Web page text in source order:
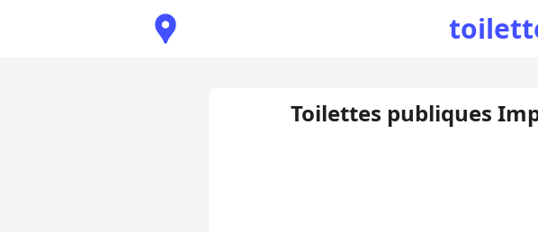
Toilettes publiques